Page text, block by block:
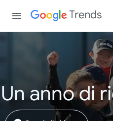
Trends
Un anno di